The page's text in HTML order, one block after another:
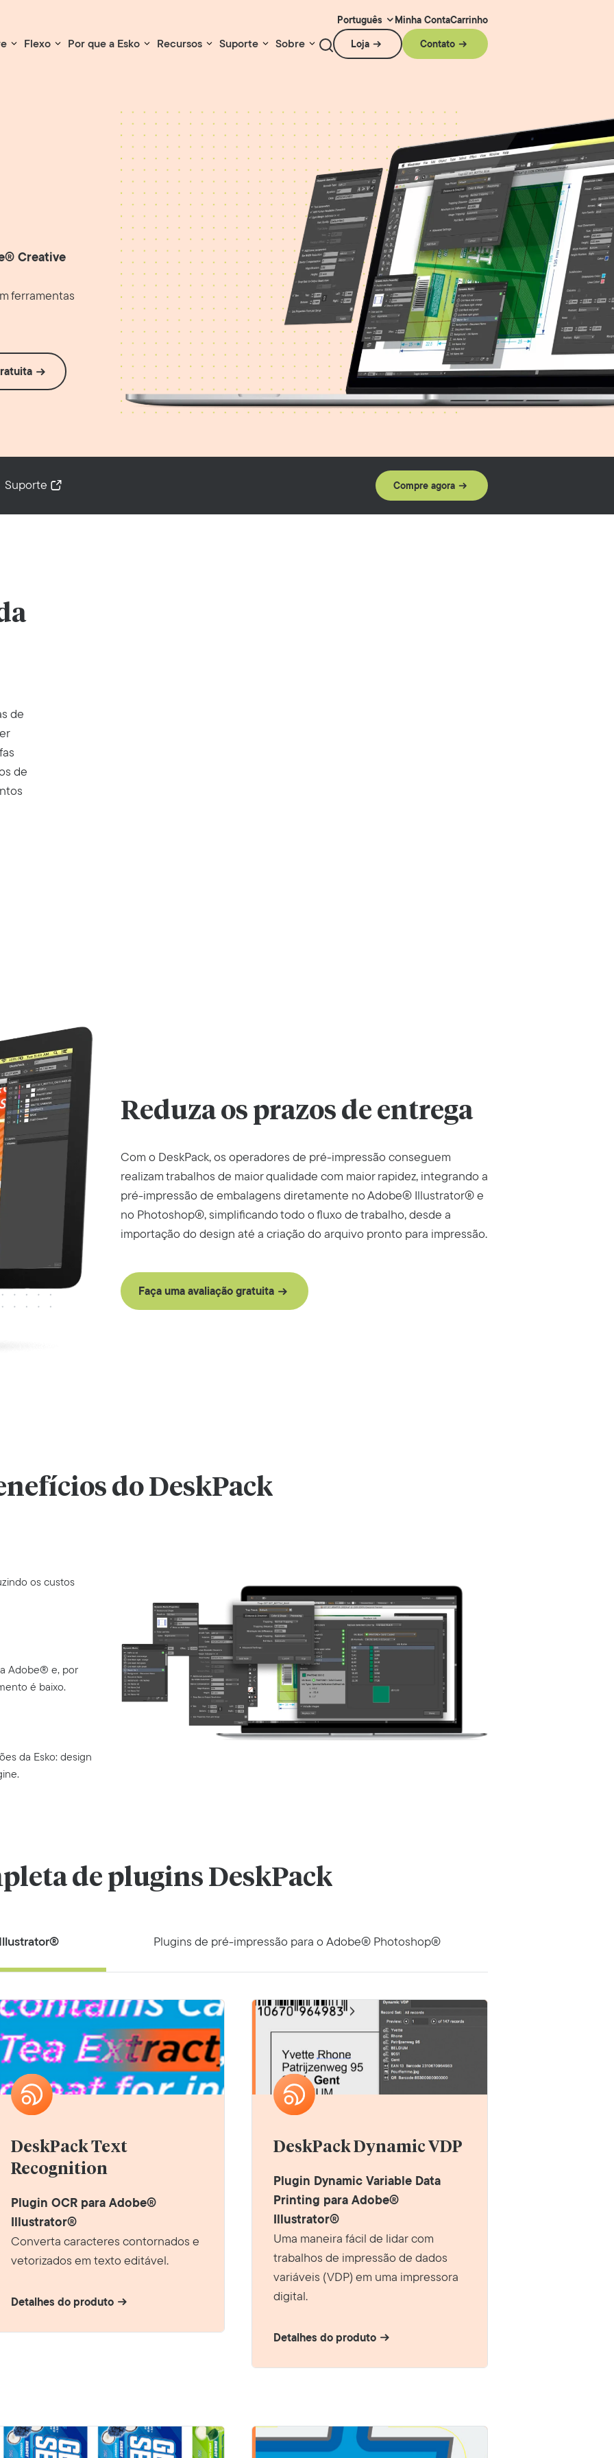
Português Minha ContaCarrinho
Flexo Por que a Esko Recursos Suporte Sobre Loja Contato
Creative
ferramentas
Suporte Compre agora
de
de
Reduza os prazos de entrega
Com o DeskPack, os operadores de pré-impressão conseguem
realizam trabalhos de maior qualidade com maior rapidez, integrando a
pré-impressão de embalagens diretamente no Adobe® Illustrator® e
no Photoshop®, simplificando todo o fluxo de trabalho, desde a
importação do design até a criação do arquivo pronto para impressão.
Faça uma avaliação gratuita
do DeskPack
os custos
Adobe® e, por
é baixo.
da Esko: design
de plugins DeskPack
Plugins de pré-impressão para o Adobe® Photoshop®
DeskPack Text
Recognition
Plugin OCR para Adobe®
Illustrator®
Converta caracteres contornados e
vetorizados em texto editável.
Detalhes do produto
DeskPack Dynamic VDP
Plugin Dynamic Variable Data
Printing para Adobe®
Illustrator®
Uma maneira fácil de lidar com
trabalhos de impressão de dados
variáveis (VDP) em uma impressora
digital.
Detalhes do produto